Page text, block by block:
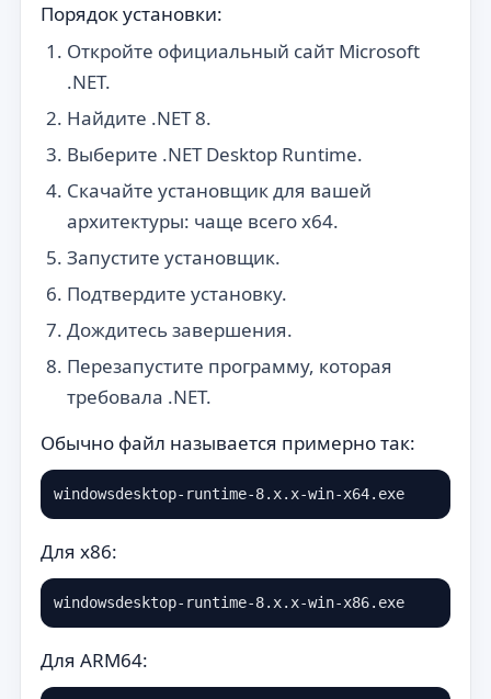
Порядок установки:
Откройте официальный сайт Microsoft
.NET.
Найдите .NET 8.
Выберите .NET Desktop Runtime.
Скачайте установщик для вашей
архитектуры: чаще всего x64.
Запустите установщик.
Подтвердите установку.
Дождитесь завершения.
Перезапустите программу, которая
требовала .NET.
Обычно файл называется примерно так:
windowsdesktop-runtime-8.x.x-win-x64.exe
Для x86:
windowsdesktop-runtime-8.x.x-win-x86.exe
Для ARM64: